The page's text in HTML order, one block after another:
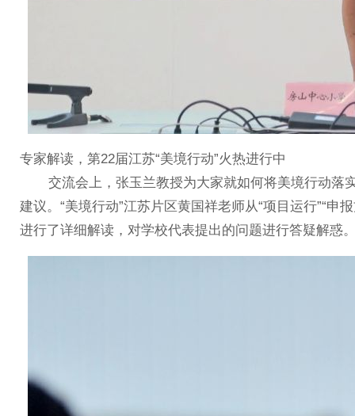
专家解读，第22届江苏“美境行动”火热进行中
交流会上，张玉兰教授为大家就如何将美境行动落
建议。“美境行动”江苏片区黄国祥老师从“项目运行”“申
进行了详细解读，对学校代表提出的问题进行答疑解惑